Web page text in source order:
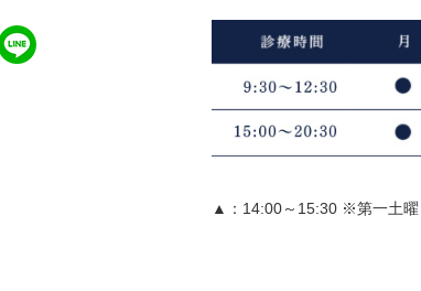
▲：14:00～15:30 ※第一土曜